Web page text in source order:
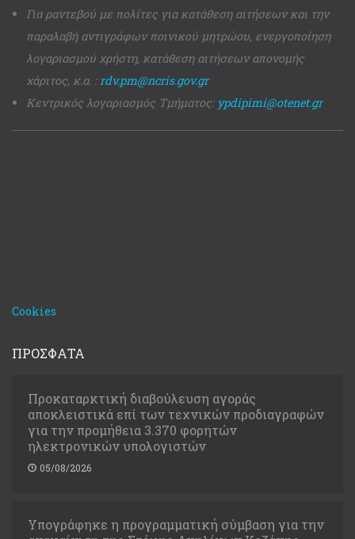
Για ραντεβού με πολίτες για κατάθεση αιτήσεων και την
παραλαβή αντιγράφων ποινικού μητρώου, ενεργοποίηση
λογαριασμού χρήστη, κατάθεση αιτήσεων απονομής
χάριτος, κ.α. :rdv.pm@ncris.gov.gr
Κεντρικός λογαριασμός Τμήματος: ypdipimi@otenet.gr
Cookies
ΠΡΟΣΦΑΤΑ
Προκαταρκτική διαβούλευση αγοράς
αποκλειστικά επί των τεχνικών προδιαγραφών
για την προμήθεια 3.370 φορητών
ηλεκτρονικών υπολογιστών
05/08/2026
Υπογράφηκε η προγραμματική σύμβαση για την